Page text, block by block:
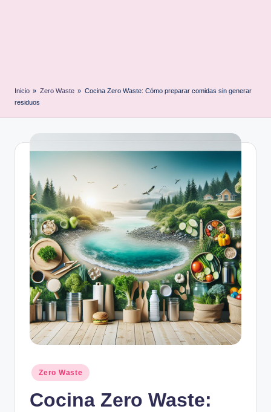
Inicio » Zero Waste » Cocina Zero Waste: Cómo preparar comidas sin generar
residuos
Posted
in
Zero Waste
Cocina Zero Waste: